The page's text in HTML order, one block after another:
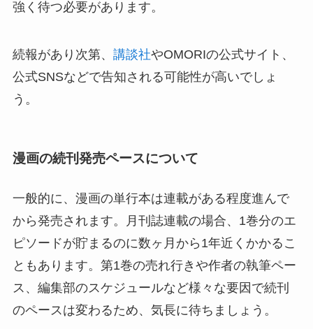
強く待つ必要があります。
続報があり次第、 講談社やOMORIの公式サイト、
公式SNSなどで告知される可能性が高いでしょ
う。
漫画の続刊発売ペースについて
一般的に、漫画の単行本は連載がある程度進んで
から発売されます。月刊誌連載の場合、1巻分のエ
ピソードが貯まるのに数ヶ月から1年近くかかるこ
ともあります。第1巻の売れ行きや作者の執筆ペー
ス、編集部のスケジュールなど様々な要因で続刊
のペースは変わるため、気長に待ちましょう。